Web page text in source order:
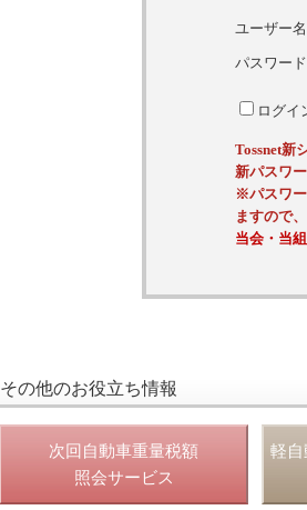
ユーザー名
パスワード
ログイ
Tossnet新
新パスワ
※パスワー
ますので
当会・当
その他のお役立ち情報
次回自動車重量税額
照会サービス
軽自